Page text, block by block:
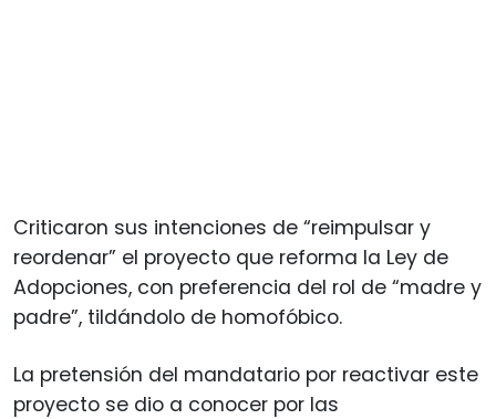
Criticaron sus intenciones de “reimpulsar y
reordenar” el proyecto que reforma la Ley de
Adopciones, con preferencia del rol de “madre y
padre”, tildándolo de homofóbico.
La pretensión del mandatario por reactivar este
proyecto se dio a conocer por las